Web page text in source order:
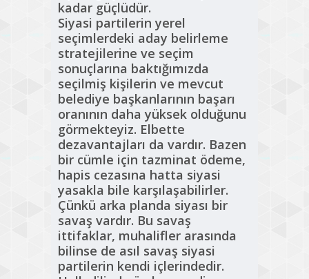
kadar güçlüdür.
Siyasi partilerin yerel
seçimlerdeki aday belirleme
stratejilerine ve seçim
sonuçlarına baktığımızda
seçilmiş kişilerin ve mevcut
belediye başkanlarının başarı
oranının daha yüksek olduğunu
görmekteyiz. Elbette
dezavantajları da vardır. Bazen
bir cümle için tazminat ödeme,
hapis cezasına hatta siyasi
yasakla bile karşılaşabilirler.
Çünkü arka planda siyası bir
savaş vardır. Bu savaş
ittifaklar, muhalifler arasında
bilinse de asıl savaş siyasi
partilerin kendi içlerindedir.